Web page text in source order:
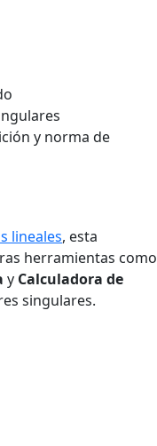
y norma de
lineales, esta
herramientas como
y Calculadora de
singulares.